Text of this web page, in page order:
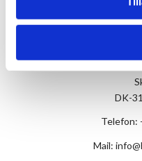
Hotel
DK-
Telefon:
Mail: